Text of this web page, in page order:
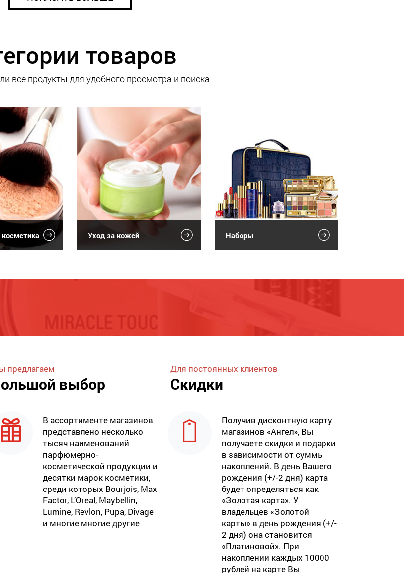
товаров
все продукты для удобного просмотра и поиска
Уход за кожей Наборы
предлагаем
выбор
В ассортименте магазинов
представлено несколько
тысяч наименований
парфюмерно-
косметической продукции и
десятки марок косметики,
среди которых Bourjois, Max
Factor, L’Oreal, Maybellin,
Lumine, Revlon, Pupa, Divage
и многие многие другие
Для постоянных клиентов
Скидки
Получив дисконтную карту
магазинов «Ангел», Вы
получаете скидки и подарки
в зависимости от суммы
накоплений. В день Вашего
рождения (+/-2 дня) карта
будет определяться как
«Золотая карта». У
владельцев «Золотой
карты» в день рождения (+/-
2 дня) она становится
«Платиновой». При
накоплении каждых 10000
рублей на карте Вы